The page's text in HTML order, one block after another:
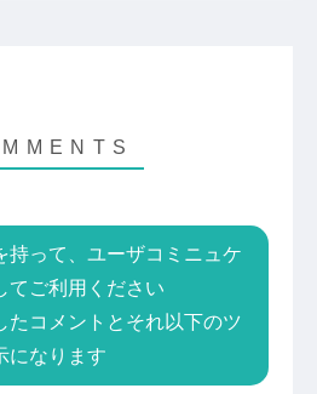
持って、ユーザコミニュケ
てご利用ください
たコメントとそれ以下のツ
になります